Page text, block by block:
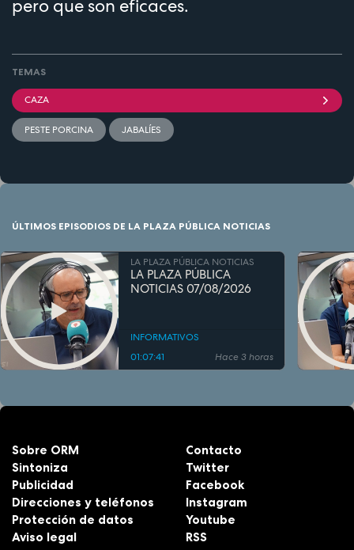
pero que son eficaces.
TEMAS
CAZA
PESTE PORCINA JABALÍES
ÚLTIMOS EPISODIOS DE LA PLAZA PÚBLICA NOTICIAS
LA PLAZA PÚBLICA NOTICIAS
LA PLAZA PÚBLICA
NOTICIAS 07/08/2026
INFORMATIVOS
01:07:41
Hace 3 horas
Sobre ORM
Sintoniza
Publicidad
Direcciones y teléfonos
Protección de datos
Aviso legal
Contacto
Twitter
Facebook
Instagram
Youtube
RSS